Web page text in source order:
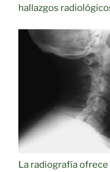
hallazgos
La radiografía